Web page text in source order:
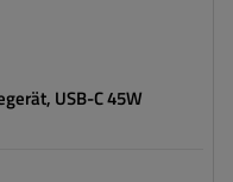
USB-C 45W